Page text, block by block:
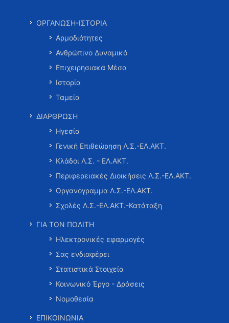
ΟΡΓΑΝΩΣΗ-ΙΣΤΟΡΙΑ
Αρμοδιότητες
Ανθρώπινο Δυναμικό
Επιχειρησιακά Μέσα
Ιστορία
Ταμεία
ΔΙΑΡΘΡΩΣΗ
Ηγεσία
Γενική Επιθεώρηση Λ.Σ.-ΕΛ.ΑΚΤ.
Κλάδοι Λ.Σ. - ΕΛ.ΑΚΤ.
Περιφερειακές Διοικήσεις Λ.Σ.-ΕΛ.ΑΚΤ.
Οργανόγραμμα Λ.Σ.-ΕΛ.ΑΚΤ.
Σχολές Λ.Σ.-ΕΛ.ΑΚΤ.-Κατάταξη
ΓΙΑ ΤΟΝ ΠΟΛΙΤΗ
Ηλεκτρονικές εφαρμογές
Σας ενδιαφέρει
Στατιστικά Στοιχεία
Κοινωνικό Έργο - Δράσεις
Νομοθεσία
ΕΠΙΚΟΙΝΩΝΙΑ